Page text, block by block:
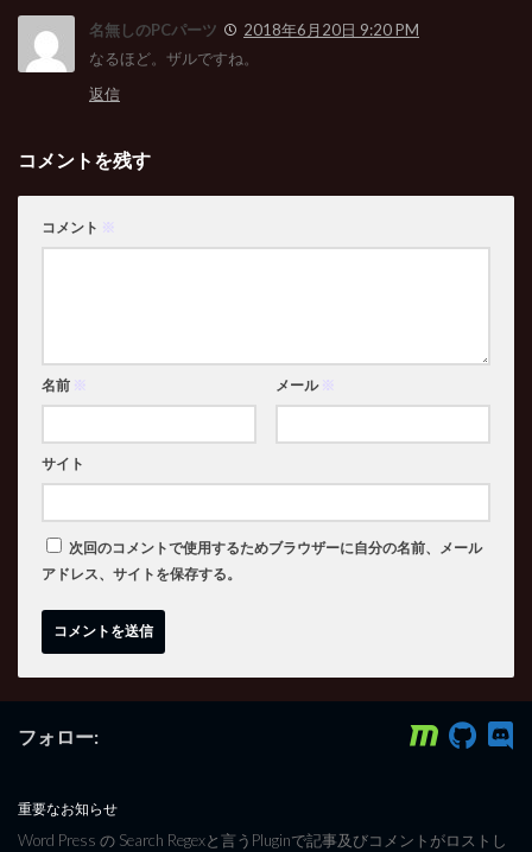
名無しのPCパーツ
2018年6月20日 9:20 PM
なるほど。ザルですね。
返信
コメントを残す
コメント ※
名前 ※ メール ※
サイト
次回のコメントで使用するためブラウザーに自分の名前、メール
アドレス、サイトを保存する。
フォロー:
重要なお知らせ
Word Press の Search Regexと言うPluginで記事及びコメントがロストし